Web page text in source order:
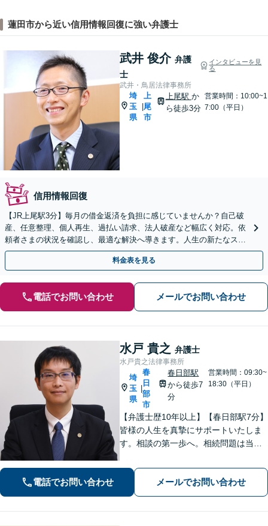
蓮田市から近い信用情報回復に強い弁護士
武井 俊介 弁護
士
インタビューを見
る
武井・鳥居法律事務所
埼
玉
県
上
尾
市
上尾駅 か
ら徒歩3分
営業時間：10:00~1
7:00（平日）
信用情報回復
【JR上尾駅3分】毎月の借金返済を負担に感じていませんか？自己破
産、任意整理、個人再生、過払い請求、法人破産など幅広く対応。依
頼者さまの状況を確認し、最適な解決へ導きます。人生の新たなスタ
ートをお手伝いさせてください。【初回面談無料】
料金表を見る
電話でお問い合わせ メールでお問い合わせ
水戸 貴之 弁護士
水戸貴之法律事務所
埼
玉
県
|
春
日
部
市
春日部駅
から徒歩7
分
営業時間：09:30~
18:30（平日）
【弁護士歴10年以上】【春日部駅7分】
皆様の人生を真摯にサポートいたしま
す。相談の第一歩へ。相続問題は当事
う。交通事故は弁護士登録以来、多数
の取り扱い経験があります。【当日・
土日祝日・夜間・応相談対応可能】
電話でお問い合わせ メールでお問い合わせ